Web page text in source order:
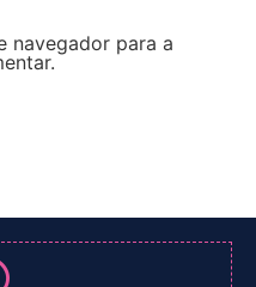
navegador para a